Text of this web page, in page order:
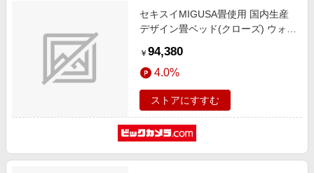
セキスイMIGUSA畳使用 国内生産
デザイン畳ベッド(クローズ) ウォル
イズ]
￥ 94,380
4.0%
ストアにすすむ